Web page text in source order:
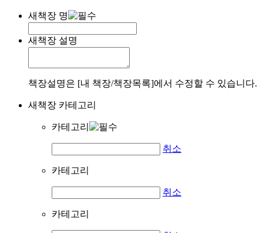
새책장 명
새책장 설명
책장설명은 [내 책장/책장목록]에서 수정할 수 있습니다.
새책장 카테고리
카테고리
취소
카테고리
취소
카테고리